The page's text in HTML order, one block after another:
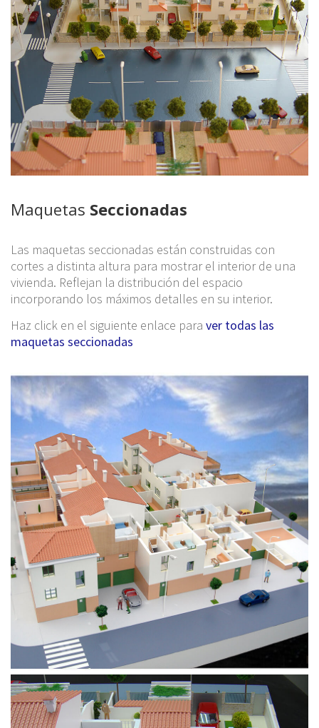
Maquetas Seccionadas
Las maquetas seccionadas están construidas con
cortes a distinta altura para mostrar el interior de una
vivienda. Reflejan la distribución del espacio
incorporando los máximos detalles en su interior.
Haz click en el siguiente enlace para ver todas las
maquetas seccionadas